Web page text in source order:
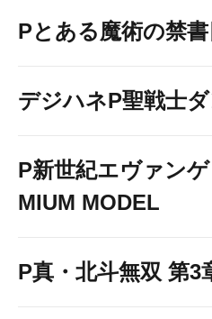
Pとある魔術の禁
デジハネP聖戦士
P新世紀エヴァン
MIUM MODEL
P真・北斗無双 第3